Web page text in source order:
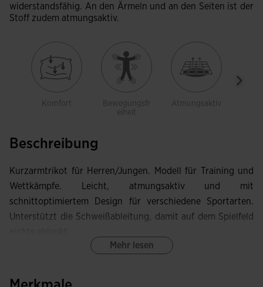
widerstandsfähig. An den Ärmeln und an den Seiten ist der
Stoff zudem atmungsaktiv.
Komfort
Bewegungsfr
eiheit
Atmungsaktiv
Beschreibung
Kurzarmtrikot für Herren/Jungen. Modell für Training und
Wettkämpfe. Leicht, atmungsaktiv und mit
schnittoptimiertem Design für verschiedene Sportarten.
Unterstützt die Schweißableitung, damit auf dem Spielfeld
Mehr lesen